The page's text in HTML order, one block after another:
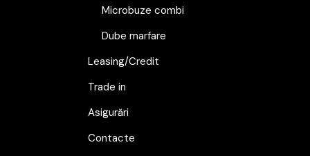
Microbuze combi
Dube marfare
Leasing/Credit
Trade in
Asigurări
Contacte